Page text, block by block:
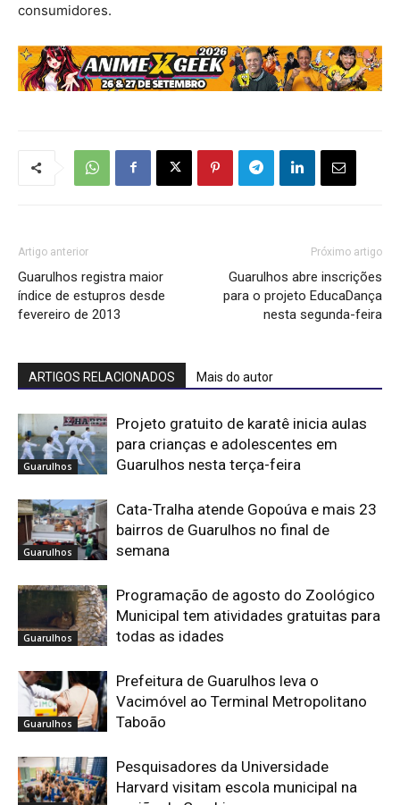
consumidores.
Artigo anterior
Guarulhos registra maior
índice de estupros desde
fevereiro de 2013
Próximo artigo
Guarulhos abre inscrições
para o projeto EducaDança
nesta segunda-feira
ARTIGOS RELACIONADOS Mais do autor
Guarulhos
Projeto gratuito de karatê inicia aulas
para crianças e adolescentes em
Guarulhos nesta terça-feira
Guarulhos
Cata-Tralha atende Gopoúva e mais 23
bairros de Guarulhos no final de
semana
Guarulhos
Programação de agosto do Zoológico
Municipal tem atividades gratuitas para
todas as idades
Guarulhos
Prefeitura de Guarulhos leva o
Vacimóvel ao Terminal Metropolitano
Taboão
Pesquisadores da Universidade
Harvard visitam escola municipal na